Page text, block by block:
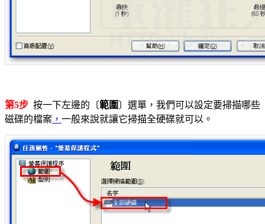
第5步 按一下左邊的〔範圍〕選單，我們可以設定要掃描哪些
磁碟的檔案 ， 一般來說就讓它掃描全硬碟就可以。